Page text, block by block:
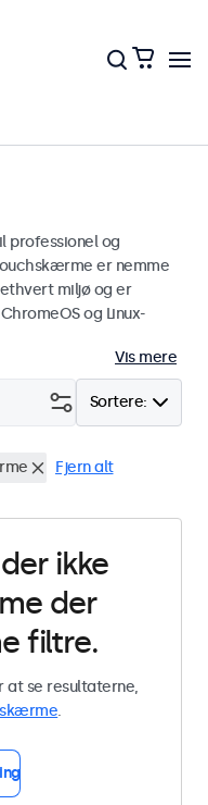
professionel og
er nemme
miljø og er
og Linux-
Vis mere
Sortere:
Fjern alt
ikke
der
filtre.
at se resultaterne,
.